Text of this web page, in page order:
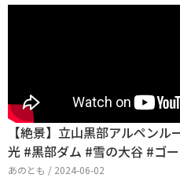
【絶景】立山黒部アルペン
光 #黒部ダム #雪の大谷 #ゴ
あのとも / 2024-06-02